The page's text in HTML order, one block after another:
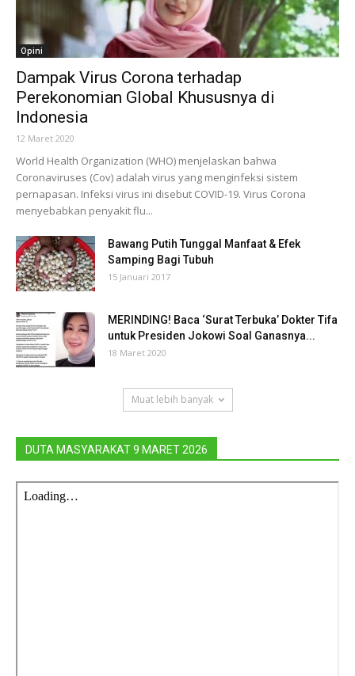
Opini
Dampak Virus Corona terhadap
Perekonomian Global Khususnya di
Indonesia
12 Maret 2020
World Health Organization (WHO) menjelaskan bahwa
Coronaviruses (Cov) adalah virus yang menginfeksi sistem
pernapasan. Infeksi virus ini disebut COVID-19. Virus Corona
menyebabkan penyakit flu...
Bawang Putih Tunggal Manfaat & Efek
Samping Bagi Tubuh
15 Januari 2017
MERINDING! Baca ‘Surat Terbuka’ Dokter Tifa
untuk Presiden Jokowi Soal Ganasnya...
18 Maret 2020
Muat lebih banyak
DUTA MASYARAKAT 9 MARET 2026